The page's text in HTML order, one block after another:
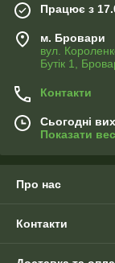
Працює з
м. Бровари
вул.
Бутік 1,
Контакти
Сьогодні
Показати
Про нас
Контакти